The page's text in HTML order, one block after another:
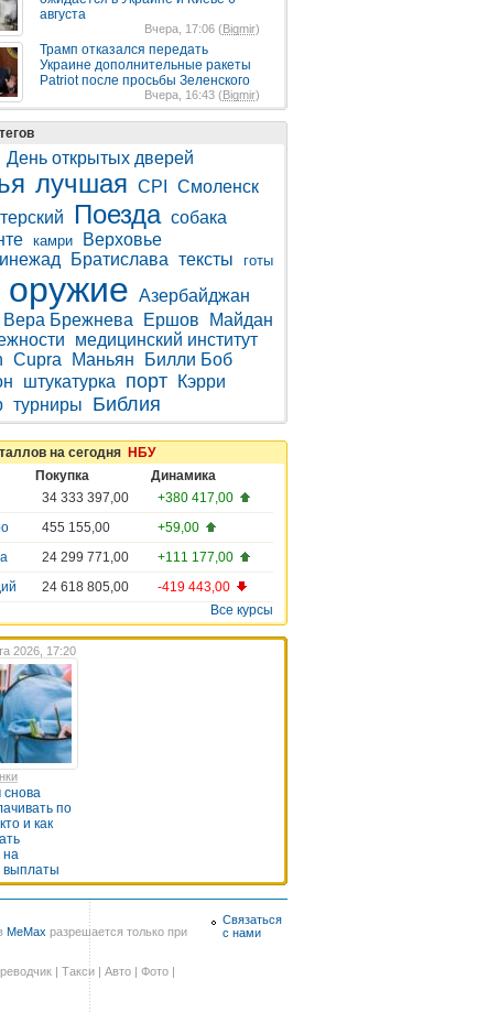
августа
Вчера, 17:06 (Bigmir)
Трамп отказался передать
Украине дополнительные ракеты
Patriot после просьбы Зеленского
Вчера, 16:43 (Bigmir)
День открытых дверей
лучшая CPI
Смоленск
Поезда собака
камри
Верховье
Братислава тексты готы
оружие Азербайджан
Вера Брежнева Ершов
Майдан
медицинский институт
Cupra Маньян
Билли Боб
штукатурка порт
Кэрри
турниры Библия
на сегодня НБУ
Покупка
Динамика
34 333 397,00
+380 417,00
455 155,00
+59,00
24 299 771,00
+111 177,00
24 618 805,00
-419 443,00
Все курсы
2026, 17:20
снова
по
и как
на
выплаты
MeMax разрешается только при
| Такси | Авто | Фото |
Связаться
с нами